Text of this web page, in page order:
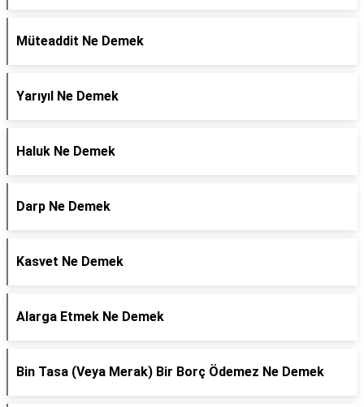
Müteaddit Ne Demek
Yarıyıl Ne Demek
Haluk Ne Demek
Darp Ne Demek
Kasvet Ne Demek
Alarga Etmek Ne Demek
Bin Tasa (Veya Merak) Bir Borç Ödemez Ne Demek